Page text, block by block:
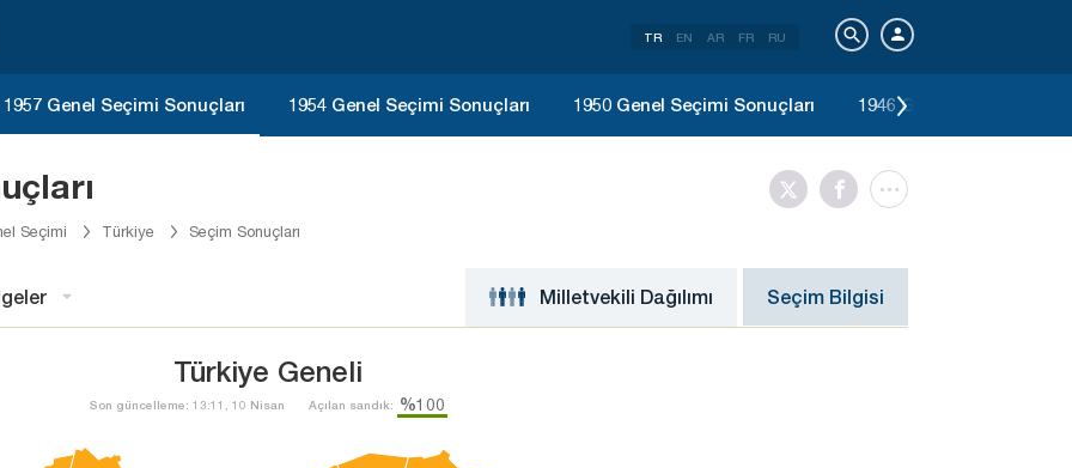
TR EN AR FR RU
1957 Genel Seçimi Sonuçları 1954 Genel Seçimi Sonuçları 1950 Genel Seçimi Sonuçları 1946 Genel Seçimi
Seçimi Türkiye Seçim Sonuçları
Milletvekili Dağılımı Seçim Bilgisi
Türkiye Geneli
Son güncelleme: 13:11, 10 Nisan Açılan sandık: %100